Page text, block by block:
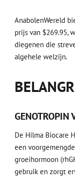
AnabolenWereld
prijs van $269.95,
diegenen die
algehele welzijn.
GENOTROPIN
De Hilma Biocare
een
groeihormoon
gebruik en zorgt